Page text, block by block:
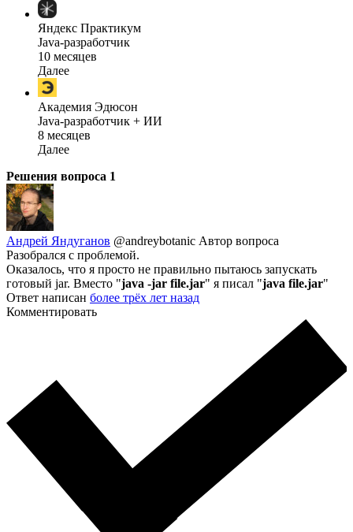
Яндекс Практикум
Java-разработчик
10 месяцев
Далее
Академия Эдюсон
Java-разработчик + ИИ
8 месяцев
Далее
Решения вопроса 1
Андрей Яндуганов @andreybotanic Автор вопроса
Разобрался с проблемой.
Оказалось, что я просто не правильно пытаюсь запускать
готовый jar. Вместо "java -jar file.jar" я писал "java file.jar"
Ответ написан более трёх лет назад
Комментировать